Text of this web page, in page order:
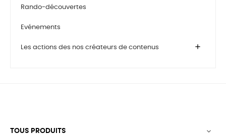
Rando-découvertes
Evénements
Les actions des nos créateurs de contenus add
TOUS PRODUITS 